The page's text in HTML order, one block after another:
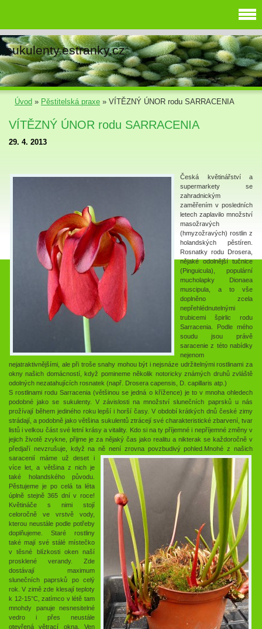
sukulenty.estranky.cz
Úvod » Pěstitelská praxe » VÍTĚZNÝ ÚNOR rodu SARRACENIA
VÍTĚZNÝ ÚNOR rodu SARRACENIA
29. 4. 2013
Česká květinářství a
supermarkety se
zahradnickým
zaměřením v posledních
letech zaplavilo množství
masožravých
(hmyzožravých) rostlin z
holandských pěstíren.
Rosnatky rodu Drosera,
nějaké odolnější tučnice
(Pinguicula), populární
mucholapky Dionaea
muscipula, a to vše
doplněno zcela
nepřehlédnutelnými
trubicemi špirlic rodu
Sarracenia. Podle mého
soudu jsou právě
saracenie z této nabídky
nejenom
nejatraktivnějšími, ale při troše snahy mohou být i nejsnáze udržitelnými rostlinami za
okny našich domácností, když pomineme několik notoricky známých druhů zvláště
odolných nezatahujících rosnatek (např. Drosera capensis, D. capillaris atp.)
S rostlinami rodu Sarracenia (většinou se jedná o křížence) je to v mnoha ohledech
podobné jako se sukulenty. V závislosti na množství slunečních paprsků u nás
prožívají během jediného roku lepší i horší časy. V období krátkých dnů české zimy
strádají, a podobně jako většina sukulentů ztrácejí své charakteristické zbarvení, tvar
listů i velkou část své letní krásy a vitality. Kdo si na ty příjemné i nepříjemné změny v
jejich životě zvykne, přijme je za nějaký čas jako realitu a nikterak se každoročně v
předjaří nevzrušuje, když na ně není zrovna povzbudivý pohled. Mnohé z našich
saracenií máme už deset i
více let, a většina z nich je
také holandského původu.
Pěstujeme je po celá ta léta
úplně stejně 365 dní v roce!
Květináče s nimi stojí
celoročně ve vrstvě vody,
kterou neustále podle potřeby
doplňujeme. Staré rostliny
také mají své stálé místečko
v těsné blízkosti oken naší
prosklené verandy. Zde
dostávají maximum
slunečních paprsků po celý
rok. V zimě zde klesají teploty
k 12-15°C, zatímco v létě tam
mnohdy panuje nesnesitelné
vedro i přes neustále
otevřená větrací okna. Ven